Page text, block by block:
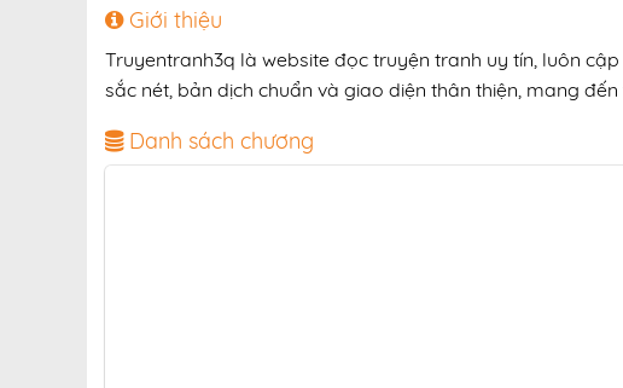
Giới thiệu
Truyentranh3q là website đọc truyện tranh uy tín, luôn
sắc nét, bản dịch chuẩn và giao diện thân thiện, mang
Danh sách chương